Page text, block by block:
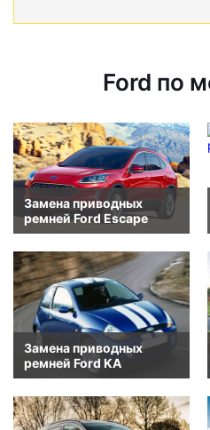
Ford по
Замена приводных
ремней Ford Escape
Замена приводных
ремней Ford KA